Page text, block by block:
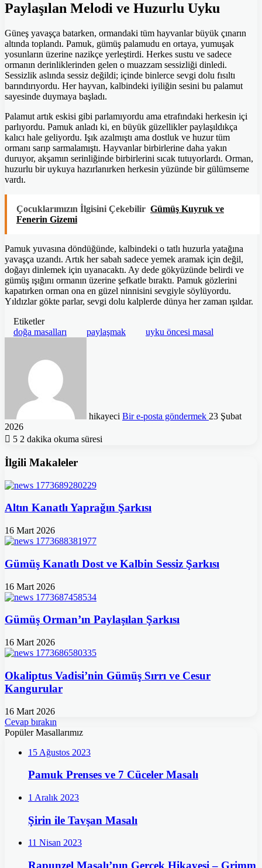
Paylaşılan Melodi ve Huzurlu Uyku
Güneş yavaşça batarken, ormandaki tüm hayvanlar büyük çınarın
altında toplandı. Pamuk, gümüş palamudu en ortaya, yumuşak
yosunların üzerine nazikçe yerleştirdi. Herkes sustu ve sadece
ormanın derinliklerinden gelen o muazzam sessizliği dinledi.
Sessizlik aslında sessiz değildi; içinde binlerce sevgi dolu fısıltı
barındırıyordu. Her hayvan, kalbindeki iyiliğin sesini bu palamut
sayesinde duymaya başladı.
Palamut artık eskisi gibi parlamıyordu ama etrafındaki herkesin içi
parlıyordu. Pamuk anladı ki, en büyük güzellikler paylaşıldıkça
kalıcı hale geliyordu. Işık azalmıştı ama dostluk ve huzur tüm
ormanı sarıp sarmalamıştı. Hayvanlar birbirlerine daha yakın
duruyor, akşamın serinliğinde birbirlerini sıcak tutuyorlardı. Orman,
huzurlu bir uykuya hazırlanırken herkesin yüzünde bir gülümseme
vardı.
Çocuklarımızın İlgisini Çekebilir Gümüş Kuyruk ve
Fenerin Gizemi
Pamuk yuvasına döndüğünde, kalbindeki o tatlı huzurla yatağına
yavaşça uzandı. Artık her sabah sadece yemek aramak için değil,
doğayı dinlemek için uyanacaktı. Ay dede gökyüzünde belirdi ve
gümüş ışığını ormanın üzerine şefkatle bıraktı. Pamuk gözlerini
kapatırken orman ona en güzel ninnisini sevgiyle söylüyordu.
Yıldızlar gökte parlar, sevgi dolu kalplerde dünya her zaman ışıldar.
Etiketler
doğa masalları
paylaşmak uyku öncesi masal
hikayeci Bir e-posta göndermek 23 Şubat
2026
5 2 dakika okuma süresi
İlgili Makaleler
Altın Kanatlı Yaprağın Şarkısı
16 Mart 2026
Gümüş Kanatlı Dost ve Kalbin Sessiz Şarkısı
16 Mart 2026
Gümüş Orman’ın Paylaşılan Şarkısı
16 Mart 2026
Okaliptus Vadisi’nin Gümüş Sırrı ve Cesur
Kangurular
16 Mart 2026
Cevap bırakın
Popüler Masallarımız
15 Ağustos 2023
Pamuk Prenses ve 7 Cüceler Masalı
1 Aralık 2023
Şirin ile Tavşan Masalı
11 Nisan 2023
Rapunzel Masalı’nın Gerçek Hikayesi – Grimm